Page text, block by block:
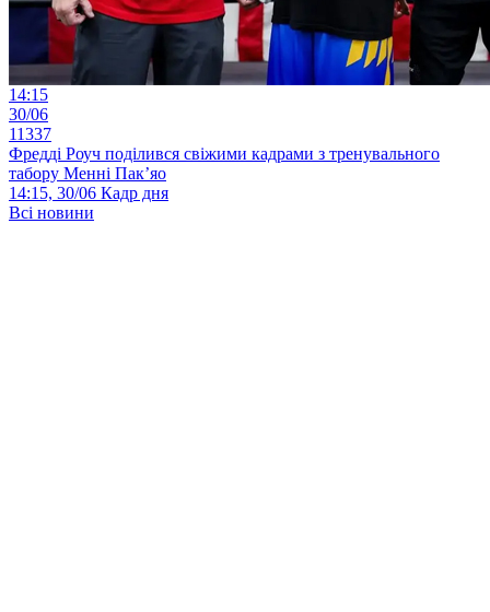
14:15
30/06
11337
Фредді Роуч поділився свіжими кадрами з тренувального
табору Менні Пак’яо
14:15, 30/06 Кадр дня
Всі новини